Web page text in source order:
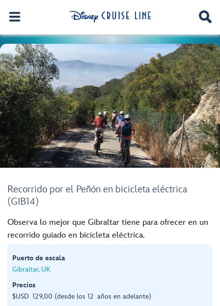
Recorrido por el Peñón en bicicleta eléctrica
(GIB14)
Observa lo mejor que Gibraltar tiene para ofrecer en un
recorrido guiado en bicicleta eléctrica.
Puerto de escala
Gibraltar, UK
Precios
$USD 129,00 (desde los 12 años en adelante)